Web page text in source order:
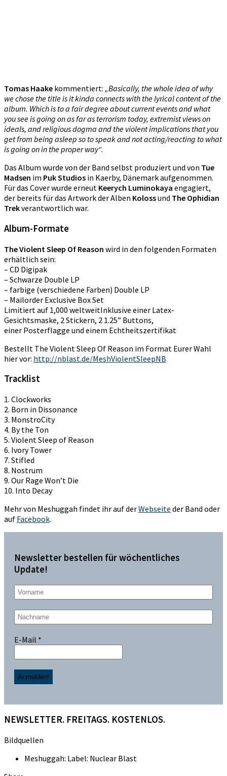
Tomas Haake kommentiert: „Basically, the whole idea of why
we chose the title is it kinda connects with the lyrical content of the
album. Which is to a fair degree about current events and what
you see is going on as far as terrorism today, extremist views on
ideals, and religious dogma and the violent implications that you
get from being asleep so to speak and not acting/reacting to what
is going on in the proper way“.
Das Album wurde von der Band selbst produziert und von Tue
Madsen im Puk Studios in Kaerby, Dänemark aufgenommen.
Für das Cover wurde erneut Keerych Luminokaya engagiert,
der bereits für das Artwork der Alben Kolossund The Ophidian
Trekverantwortlich war.
Album-Formate
The Violent Sleep Of Reason wird in den folgenden Formaten
erhältlich sein:
– CD Digipak
– Schwarze Double LP
– farbige (verschiedene Farben) Double LP
– Mailorder Exclusive Box Set
Limitiert auf 1,000 weltweitInklusive einer Latex-
Gesichtsmaske, 2 Stickern, 2 1.25” Buttons,
einer Posterflagge und einem Echtheitszertifikat
Bestellt The Violent Sleep Of Reason im Format Eurer Wahl
hier vor: http://nblast.de/MeshViolentSleepNB
Tracklist
1. Clockworks
2. Born in Dissonance
3. MonstroCity
4. By the Ton
5. Violent Sleep of Reason
6. Ivory Tower
7. Stifled
8. Nostrum
9. Our Rage Won’t Die
10. Into Decay
Mehr von Meshuggah findet ihr auf derWebseite der Band oder
auf Facebook.
Newsletter bestellen für wöchentliches
Update!
E-Mail *
NEWSLETTER. FREITAGS. KOSTENLOS.
Bildquellen
Meshuggah: Label: Nuclear Blast